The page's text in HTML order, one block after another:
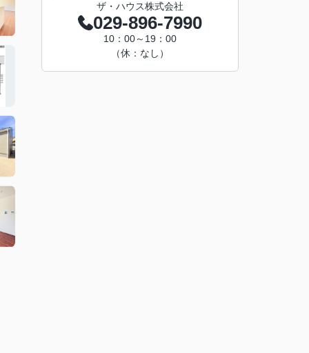
ザ・ハウス株式会社
029-896-7990
10：00～19：00
（休：なし）